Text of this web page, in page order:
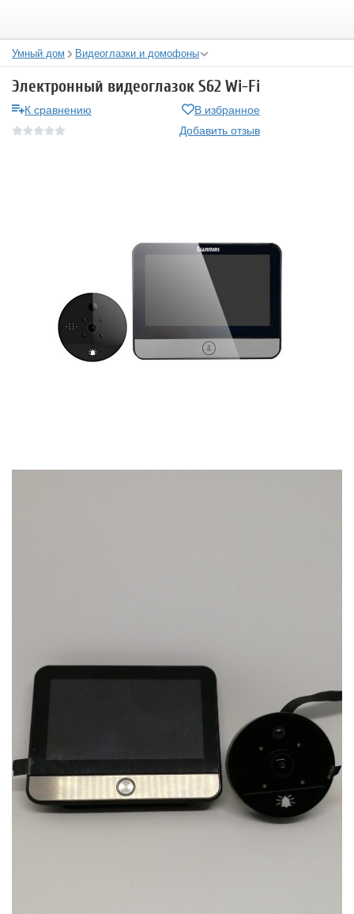
Умный дом Видеоглазки и домофоны
Электронный видеоглазок S62 Wi-Fi
К сравнению
В избранное
Добавить отзыв